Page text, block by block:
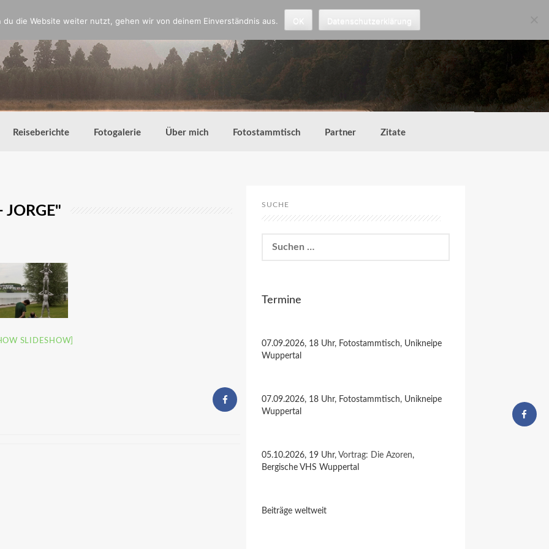
Reiseberichte Fotogalerie Über mich Fotostammtisch Partner Zitate
JORGE"
SLIDESHOW]
SUCHE
nach:
Termine
07.09.2026, 18 Uhr, Fotostammtisch, Unikneipe
Wuppertal
07.09.2026, 18 Uhr, Fotostammtisch, Unikneipe
Wuppertal
05.10.2026, 19 Uhr, Vortrag: Die Azoren,
Bergische VHS Wuppertal
Beiträge weltweit
die Website weiter nutzt, gehen wir von deinem Einverständnis aus.